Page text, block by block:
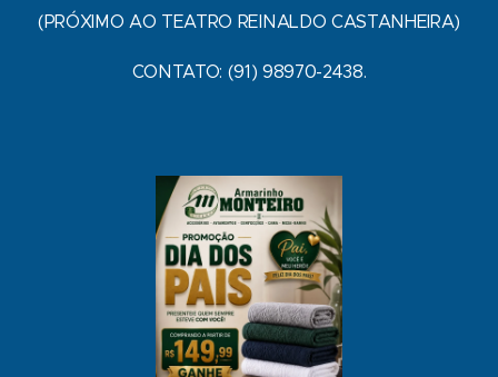
(PRÓXIMO AO TEATRO REINALDO CASTANHEIRA)
CONTATO: (91) 98970-2438.